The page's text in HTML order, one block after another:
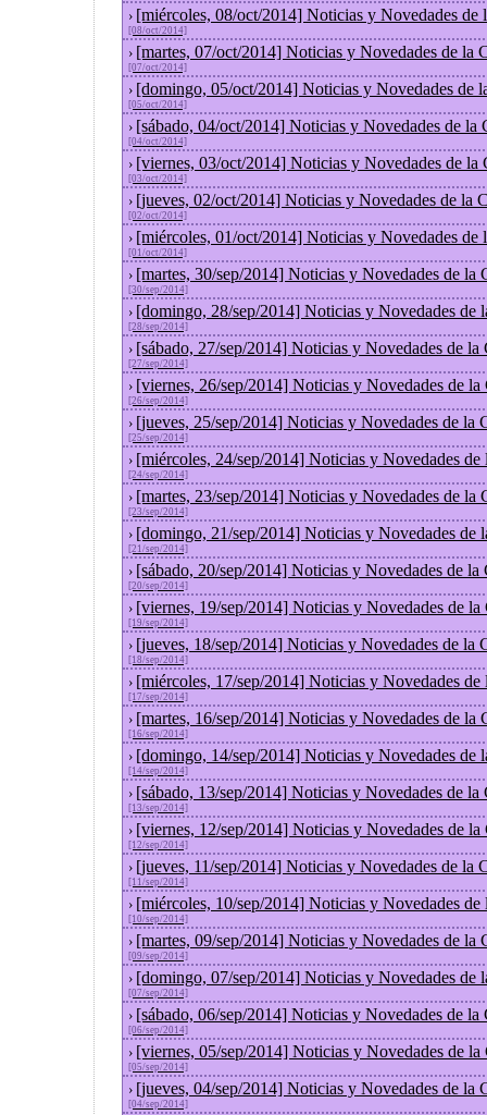
› [miércoles, 08/oct/2014] Noticias y Novedades de
[08/oct/2014]
› [martes, 07/oct/2014] Noticias y Novedades de la
[07/oct/2014]
› [domingo, 05/oct/2014] Noticias y Novedades de
[05/oct/2014]
› [sábado, 04/oct/2014] Noticias y Novedades de la
[04/oct/2014]
› [viernes, 03/oct/2014] Noticias y Novedades de la
[03/oct/2014]
› [jueves, 02/oct/2014] Noticias y Novedades de la
[02/oct/2014]
› [miércoles, 01/oct/2014] Noticias y Novedades de
[01/oct/2014]
› [martes, 30/sep/2014] Noticias y Novedades de la
[30/sep/2014]
› [domingo, 28/sep/2014] Noticias y Novedades de
[28/sep/2014]
› [sábado, 27/sep/2014] Noticias y Novedades de la
[27/sep/2014]
› [viernes, 26/sep/2014] Noticias y Novedades de la
[26/sep/2014]
› [jueves, 25/sep/2014] Noticias y Novedades de la
[25/sep/2014]
› [miércoles, 24/sep/2014] Noticias y Novedades de
[24/sep/2014]
› [martes, 23/sep/2014] Noticias y Novedades de la
[23/sep/2014]
› [domingo, 21/sep/2014] Noticias y Novedades de
[21/sep/2014]
› [sábado, 20/sep/2014] Noticias y Novedades de la
[20/sep/2014]
› [viernes, 19/sep/2014] Noticias y Novedades de la
[19/sep/2014]
› [jueves, 18/sep/2014] Noticias y Novedades de la
[18/sep/2014]
› [miércoles, 17/sep/2014] Noticias y Novedades de
[17/sep/2014]
› [martes, 16/sep/2014] Noticias y Novedades de la
[16/sep/2014]
› [domingo, 14/sep/2014] Noticias y Novedades de
[14/sep/2014]
› [sábado, 13/sep/2014] Noticias y Novedades de la
[13/sep/2014]
› [viernes, 12/sep/2014] Noticias y Novedades de la
[12/sep/2014]
› [jueves, 11/sep/2014] Noticias y Novedades de la
[11/sep/2014]
› [miércoles, 10/sep/2014] Noticias y Novedades de
[10/sep/2014]
› [martes, 09/sep/2014] Noticias y Novedades de la
[09/sep/2014]
› [domingo, 07/sep/2014] Noticias y Novedades de
[07/sep/2014]
› [sábado, 06/sep/2014] Noticias y Novedades de la
[06/sep/2014]
› [viernes, 05/sep/2014] Noticias y Novedades de la
[05/sep/2014]
› [jueves, 04/sep/2014] Noticias y Novedades de la
[04/sep/2014]